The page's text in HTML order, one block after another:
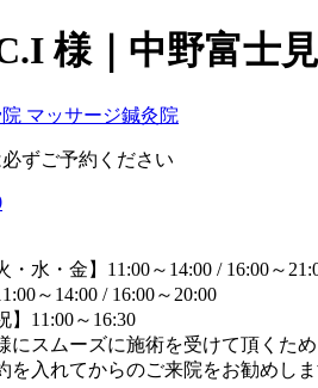
様｜中野富士
・水・金】11:00～14:00 / 16:00～
～14:00 / 16:00～20:00
】11:00～16:30
にスムーズに施術を受けて頂くため
を入れてからのご来院をお勧めしま